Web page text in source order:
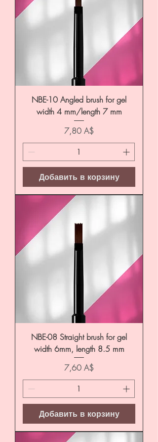
NBE-10 Angled brush for gel
width 4 mm/length 7 mm
Цена
7,80 A$
Добавить в корзину
NBE-08 Straight brush for gel
width 6mm, length 8.5 mm
Цена
7,60 A$
Добавить в корзину